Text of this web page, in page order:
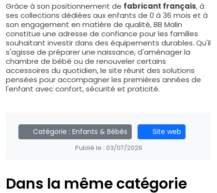
Grâce à son positionnement de fabricant français, à
ses collections dédiées aux enfants de 0 à 36 mois et à
son engagement en matière de qualité, BB Malin
constitue une adresse de confiance pour les familles
souhaitant investir dans des équipements durables. Qu'il
s'agisse de préparer une naissance, d'aménager la
chambre de bébé ou de renouveler certains
accessoires du quotidien, le site réunit des solutions
pensées pour accompagner les premières années de
l'enfant avec confort, sécurité et praticité.
Catégorie : Enfants & Bébés Site web
Publié le : 03/07/2026
Dans la même catégorie